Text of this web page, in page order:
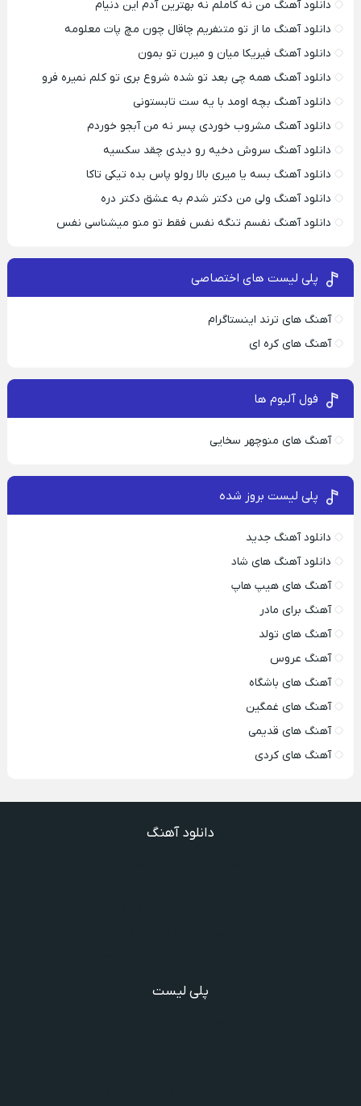
دانلود آهنگ من نه کاملم نه بهترین آدم این دنیام
دانلود آهنگ ما از تو متنفریم چاقال چون مچ پات معلومه
دانلود آهنگ فیریکا میان و میرن تو بمون
دانلود آهنگ همه چی بعد تو شده شروع بری تو کلم نمیره فرو
دانلود آهنگ بچه اومد با یه ست تابستونی
دانلود آهنگ مشروب خوردی پسر نه من آبجو خوردم
دانلود آهنگ سروش دخیه رو دیدی چقد سکسیه
دانلود آهنگ بسه یا میری بالا رولو پاس بده تیکی تاکا
دانلود آهنگ ولی من دکتر شدم به عشق دکتر دره
دانلود آهنگ نفسم تنگه نفس فقط تو منو میشناسی نفس
پلی لیست های اختصاصی
آهنگ های ترند اینستاگرام
آهنگ های کره ای
فول آلبوم ها
آهنگ های منوچهر سخایی
پلی لیست بروز شده
دانلود آهنگ جدید
دانلود آهنگ های شاد
آهنگ های هیپ هاپ
آهنگ برای مادر
آهنگ های تولد
آهنگ عروس
آهنگ های باشگاه
آهنگ های غمگین
آهنگ های قدیمی
آهنگ های کردی
دانلود آهنگ
پلی لیست